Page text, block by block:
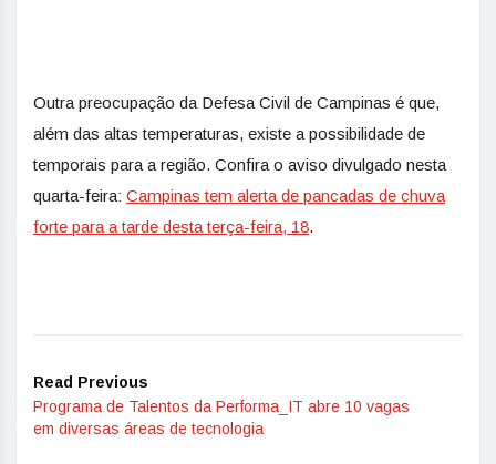
Outra preocupação da Defesa Civil de Campinas é que,
além das altas temperaturas, existe a possibilidade de
temporais para a região. Confira o aviso divulgado nesta
quarta-feira: Campinas tem alerta de pancadas de chuva
forte para a tarde desta terça-feira, 18.
Read Previous
Programa de Talentos da Performa_IT abre 10 vagas
em diversas áreas de tecnologia